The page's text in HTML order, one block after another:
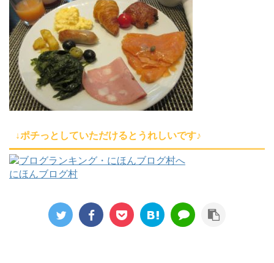
↓ポチっとしていただけるとうれしいです♪
にほんブログ村